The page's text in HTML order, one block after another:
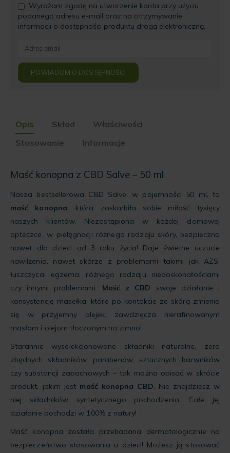
Wyrażam zgodę na utworzenie konta przy użyciu
podanego adresu e-mail oraz na otrzymywanie
informacji o dostępności produktu drogą elektroniczną.
email
address
to
for
this
product
POWIADOM O DOSTĘPNOŚCI
Opis Skład
Właściwości
Stosowanie
Informacje
Maść konopna z CBD Salve – 50 ml
Nasza bestsellerowa CBD Salve, w pojemności 50 ml, to
maść konopna, która zaskarbiła sobie miłość tysięcy
naszych klientów. Niezastąpiona w każdej domowej
apteczce, w pielęgnacji różnego rodzaju skóry, bezpieczna
nawet dla dzieci od 3 roku życia! Daje świetne uczucie
nawilżenia, nawet skórze z problemami takimi jak AZS,
łuszczyca, egzema, różnego rodzaju niedoskonałościami
czy innymi problemami. Maść z CBD swoje działanie i
konsystencję masełka, które po kontakcie ze skórą zmienia
się w przyjemny olejek, zawdzięcza nierafinowanym
masłom i olejom tłoczonym na zimno!
Starannie wyselekcjonowane składniki naturalne, zero
zbędnych składników, parabenów, sztucznych barwników
czy substancji zapachowych – tak można opisać w skrócie
produkt, jakim jest maść konopna CBD. Nie znajdziesz w
niej składników syntetycznego pochodzenia. Całe jej
działanie pochodzi w 100% z natury!
Maść konopna została przebadana dermatologicznie na
bezpieczeństwo stosowania u dzieci! Możesz ją stosować